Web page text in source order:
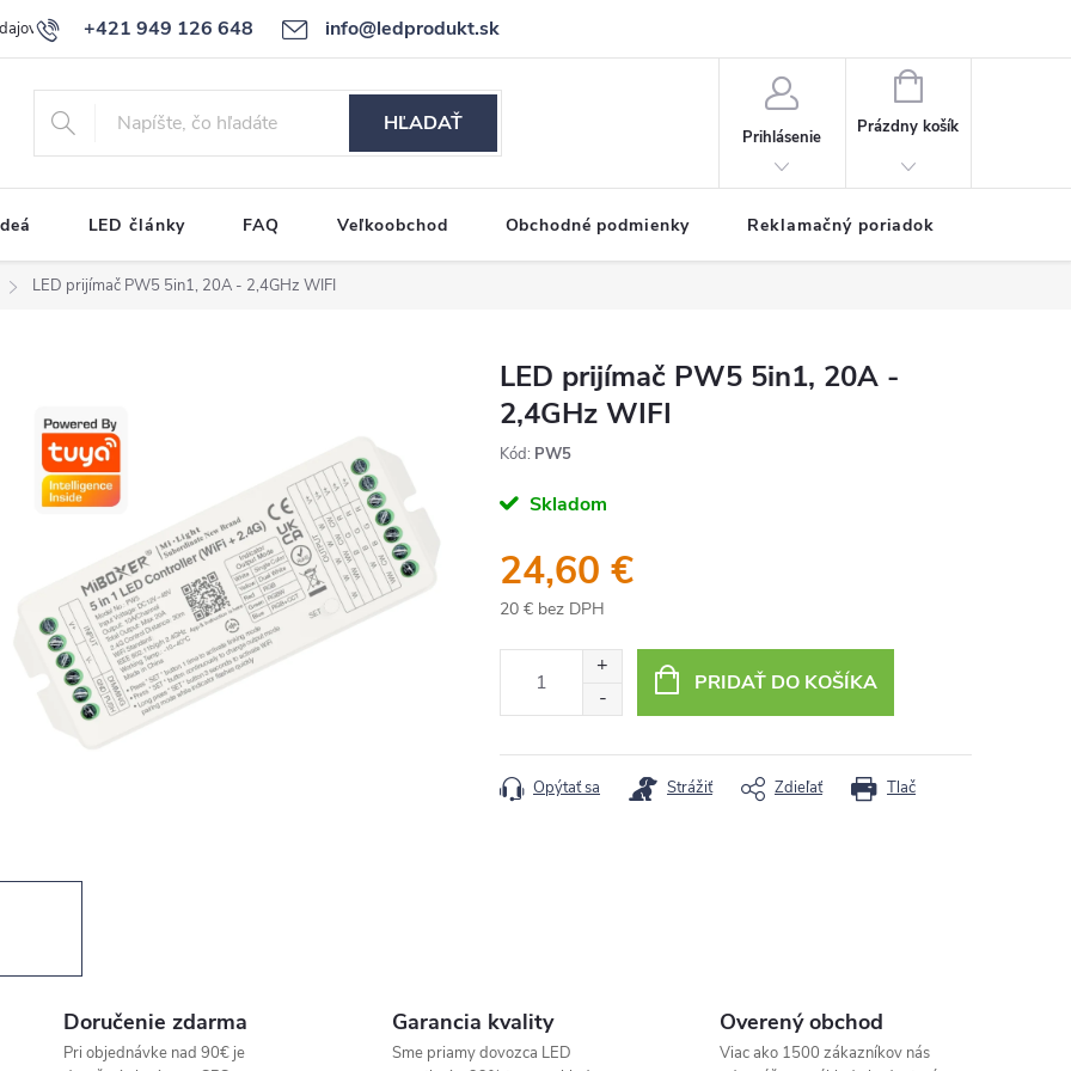
+421 949 126 648 info@ledprodukt.sk
Reklamačný poriadok
HĽADAŤ
Prihlásenie
NÁKUPNÝ
KOŠÍK
Prázdny košík
LED články FAQ Veľkoobchod Obchodné podmienky Reklamačný poriadok
LED prijímač PW5 5in1, 20A - 2,4GHz WIFI
LED prijímač PW5 5in1, 20A -
2,4GHz WIFI
Kód: PW5
Skladom
24,60 €
20 € bez DPH
cena:
PRIDAŤ DO KOŠÍKA
Tlač
Opýtať sa Strážiť Zdieľať
Doručenie zdarma
Pri objednávke nad 90€ je
Garancia kvality
Sme priamy dovozca LED
Overený obchod
Viac ako 1500 zákazníkov nás